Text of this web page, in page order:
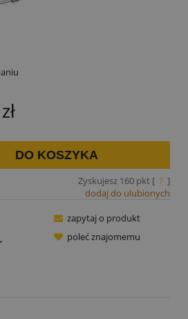
DO KOSZYKA
Zyskujesz 160pkt [ ? ]
dodaj do ulubionych
zapytaj o produkt
poleć znajomemu